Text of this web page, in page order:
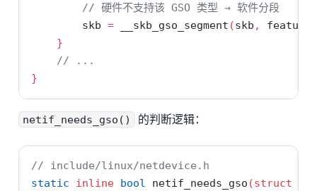
// 硬件不支持该 GSO 类型 → 软件分段
        skb
= __skb_gso_segment (skb ,
}
// ...
}
netif_needs_gso() 的判断逻辑：
// include/linux/netdevice.h
static
inline bool netif_needs_gso (struct